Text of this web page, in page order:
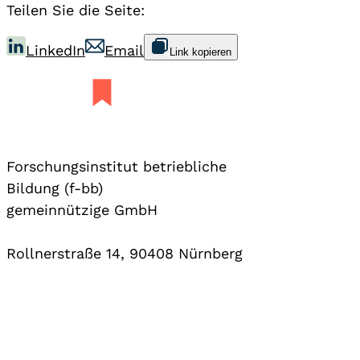
Teilen Sie die Seite:
LinkedIn Email Link kopieren
Forschungsinstitut betriebliche
Bildung (f-bb)
gemeinnützige GmbH
Rollnerstraße 14, 90408 Nürnberg